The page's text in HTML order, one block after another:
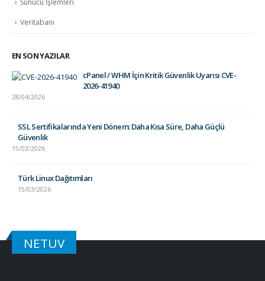
Veritabanı
EN SON YAZILAR
cPanel / WHM İçin Kritik Güvenlik Uyarısı CVE-
2026-41940
28/04/2026
SSL Sertifikalarında Yeni Dönem: Daha Kısa Süre, Daha Güçlü
Güvenlik
15/03/2026
Türk Linux Dağıtımları
15/03/2026
NETUV